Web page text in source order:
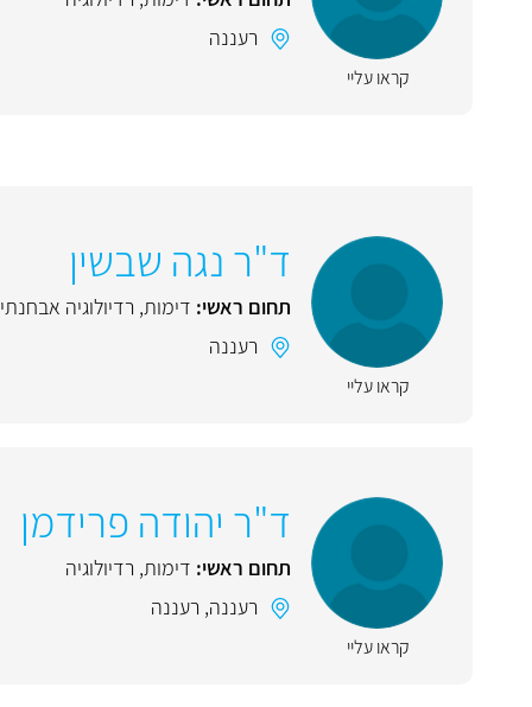
קראו עליי
רעננה
קראו עליי
ד"ר נגה שבשין
תחום ראשי: דימות, רדיולוגיה
רעננה
קראו עליי
ד"ר יהודה פרידמן
תחום ראשי: דימות, רדיולוגיה
רעננה, רעננה